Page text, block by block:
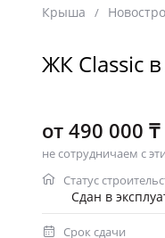
Крыша /
ЖК Classic
от 490 000 ₸
не сотрудничаем с
Статус
Сдан в
Срок сдачи